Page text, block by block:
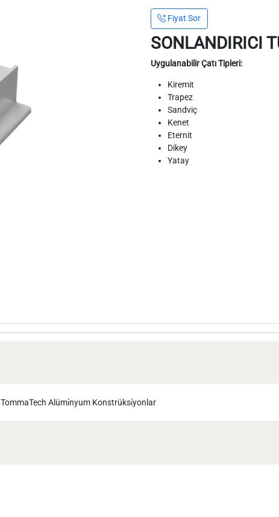
Fiyat Sor
SONLANDIRICI
Uygulanabilir Çatı Tipleri:
Kiremit
Trapez
Sandviç
Kenet
Eternit
Dikey
Yatay
TommaTech Alümi̇nyum Konstrüksi̇yonlar